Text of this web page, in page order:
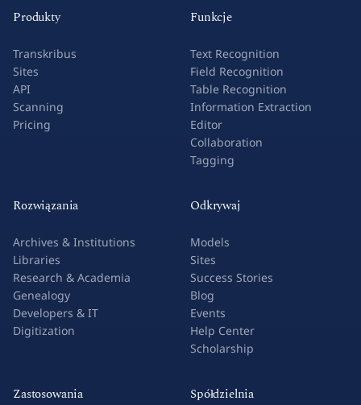
Produkty
Transkribus
Sites
API
Scanning
Pricing
Funkcje
Text Recognition
Field Recognition
Table Recognition
Information Extraction
Editor
Collaboration
Tagging
Rozwiązania
Archives & Institutions
Libraries
Research & Academia
Genealogy
Developers & IT
Digitization
Odkrywaj
Models
Sites
Success Stories
Blog
Events
Help Center
Scholarship
Zastosowania Spółdzielnia